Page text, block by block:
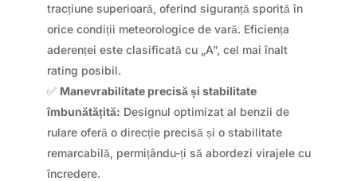
tracțiune superioară, oferind siguranță sporită în
orice condiții meteorologice de vară. Eficiența
aderenței este clasificată cu „A”, cel mai înalt
rating posibil.
✅ Manevrabilitate precisă și stabilitate
îmbunătățită: Designul optimizat al benzii de
rulare oferă o direcție precisă și o stabilitate
remarcabilă, permițându-ți să abordezi virajele cu
încredere.